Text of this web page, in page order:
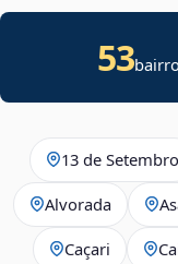
53
13 de Setembro
Alvorada
Caçari